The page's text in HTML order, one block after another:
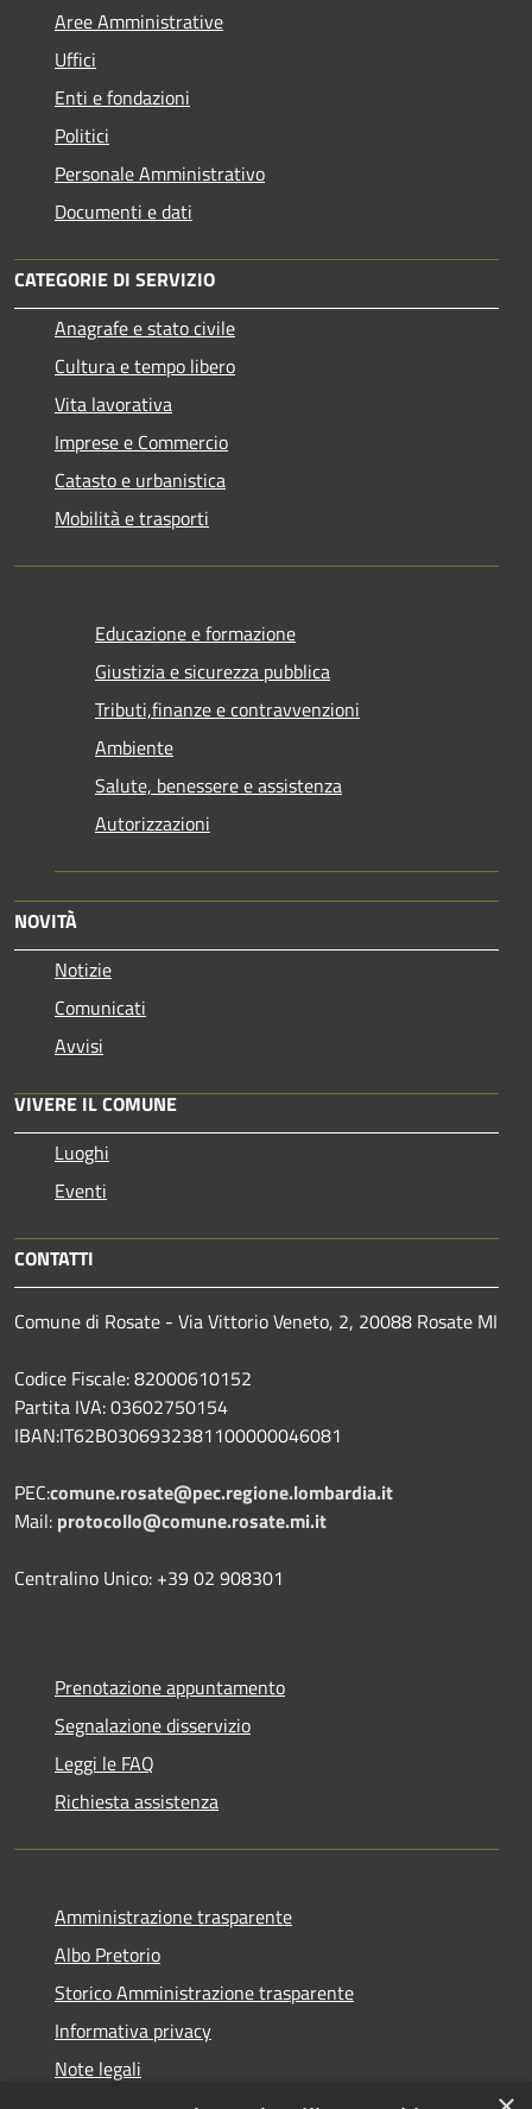
Aree Amministrative
Uffici
Enti e fondazioni
Politici
Personale Amministrativo
Documenti e dati
CATEGORIE DI SERVIZIO
Anagrafe e stato civile
Cultura e tempo libero
Vita lavorativa
Imprese e Commercio
Catasto e urbanistica
Mobilità e trasporti
Educazione e formazione
Giustizia e sicurezza pubblica
Tributi,finanze e contravvenzioni
Ambiente
Salute, benessere e assistenza
Autorizzazioni
NOVITÀ
Notizie
Comunicati
Avvisi
VIVERE IL COMUNE
Luoghi
Eventi
CONTATTI
Comune di Rosate - Via Vittorio Veneto, 2, 20088 Rosate MI
Codice Fiscale: 82000610152
Partita IVA: 03602750154
IBAN:IT62B0306932381100000046081
PEC:comune.rosate@pec.regione.lombardia.it
Mail: protocollo@comune.rosate.mi.it
Centralino Unico: +39 02 908301
Prenotazione appuntamento
Segnalazione disservizio
Leggi le FAQ
Richiesta assistenza
Amministrazione trasparente
Albo Pretorio
Storico Amministrazione trasparente
Informativa privacy
Note legali